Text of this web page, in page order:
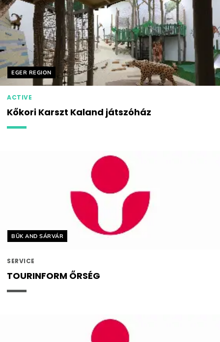
Helyszín címkék:
EGER REGION
ACTIVE
Kőkori Karszt Kaland játszóház
Helyszín címkék:
BÜK AND SÁRVÁR
SERVICE
TOURINFORM ŐRSÉG